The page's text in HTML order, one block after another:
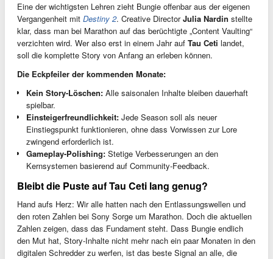
Eine der wichtigsten Lehren zieht Bungie offenbar aus der eigenen
Vergangenheit mit Destiny 2. Creative DirectorJulia Nardin stellte
klar, dass man bei Marathon auf das berüchtigte „Content Vaulting“
verzichten wird. Wer also erst in einem Jahr auf Tau Ceti landet,
soll die komplette Story von Anfang an erleben können.
Die Eckpfeiler der kommenden Monate:
Kein Story-Löschen: Alle saisonalen Inhalte bleiben dauerhaft
spielbar.
Einsteigerfreundlichkeit: Jede Season soll als neuer
Einstiegspunkt funktionieren, ohne dass Vorwissen zur Lore
zwingend erforderlich ist.
Gameplay-Polishing: Stetige Verbesserungen an den
Kernsystemen basierend auf Community-Feedback.
Bleibt die Puste auf Tau Ceti lang genug?
Hand aufs Herz: Wir alle hatten nach den Entlassungswellen und
den roten Zahlen bei Sony Sorge um Marathon. Doch die aktuellen
Zahlen zeigen, dass das Fundament steht. Dass Bungie endlich
den Mut hat, Story-Inhalte nicht mehr nach ein paar Monaten in den
digitalen Schredder zu werfen, ist das beste Signal an alle, die